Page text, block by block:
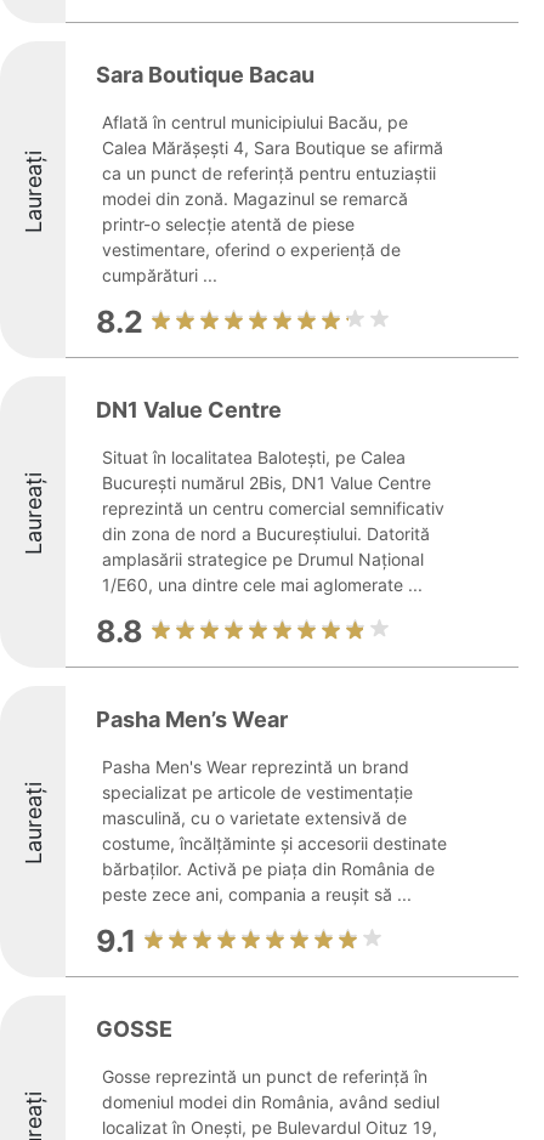
Laureați
Sara Boutique Bacau
Aflată în centrul municipiului Bacău, pe
Calea Mărășești 4, Sara Boutique se afirmă
ca un punct de referință pentru entuziaștii
modei din zonă. Magazinul se remarcă
printr-o selecție atentă de piese
vestimentare, oferind o experiență de
cumpărături ...
8.2
Laureați
DN1 Value Centre
Situat în localitatea Balotești, pe Calea
București numărul 2Bis, DN1 Value Centre
reprezintă un centru comercial semnificativ
din zona de nord a Bucureștiului. Datorită
amplasării strategice pe Drumul Național
1/E60, una dintre cele mai aglomerate ...
8.8
Laureați
Pasha Men’s Wear
Pasha Men's Wear reprezintă un brand
specializat pe articole de vestimentație
masculină, cu o varietate extensivă de
costume, încălțăminte și accesorii destinate
bărbaților. Activă pe piața din România de
peste zece ani, compania a reușit să ...
9.1
GOSSE
Gosse reprezintă un punct de referință în
domeniul modei din România, având sediul
localizat în Onești, pe Bulevardul Oituz 19,